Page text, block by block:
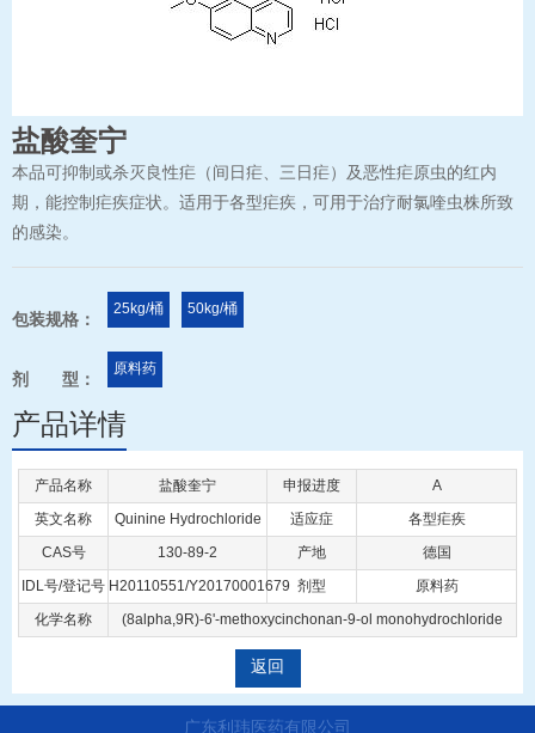
盐酸奎宁
本品可抑制或杀灭良性疟（间日疟、三日疟）及恶性疟原虫的红内
期，能控制疟疾症状。适用于各型疟疾，可用于治疗耐氯喹虫株所致
的感染。
包装规格：
25kg/桶 50kg/桶
剂 型：
原料药
产品详情
产品名称 盐酸奎宁 申报进度 A
英文名称 Quinine Hydrochloride 适应症 各型疟疾
CAS号 130-89-2 产地 德国
IDL号/登记号 H20110551/Y20170001679 剂型 原料药
化学名称 (8alpha,9R)-6'-methoxycinchonan-9-ol monohydrochloride
返回
广东利玮医药有限公司